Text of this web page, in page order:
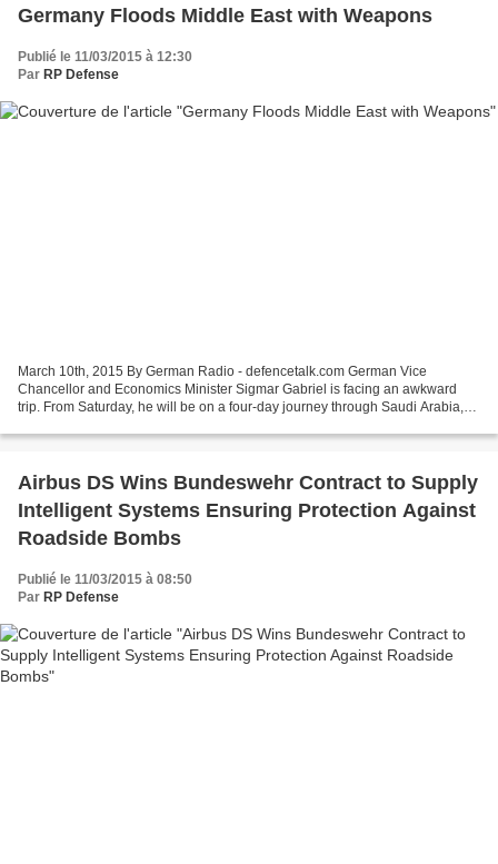
Germany Floods Middle East with Weapons
Publié le 11/03/2015 à 12:30
Par RP Defense
March 10th, 2015 By German Radio - defencetalk.com German Vice
Chancellor and Economics Minister Sigmar Gabriel is facing an awkward
trip. From Saturday, he will be on a four-day journey through Saudi Arabia,
Airbus DS Wins Bundeswehr Contract to Supply
Intelligent Systems Ensuring Protection Against
Roadside Bombs
Publié le 11/03/2015 à 08:50
Par RP Defense